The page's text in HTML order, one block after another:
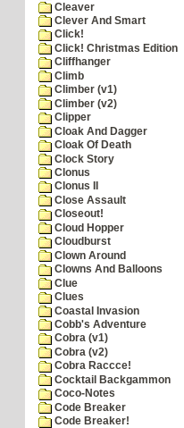
Cleaver
Clever And Smart
Click!
Click! Christmas Edition
Cliffhanger
Climb
Climber (v1)
Climber (v2)
Clipper
Cloak And Dagger
Cloak Of Death
Clock Story
Clonus
Clonus II
Close Assault
Closeout!
Cloud Hopper
Cloudburst
Clown Around
Clowns And Balloons
Clue
Clues
Coastal Invasion
Cobb's Adventure
Cobra (v1)
Cobra (v2)
Cobra Raccce!
Cocktail Backgammon
Coco-Notes
Code Breaker
Code Breaker!